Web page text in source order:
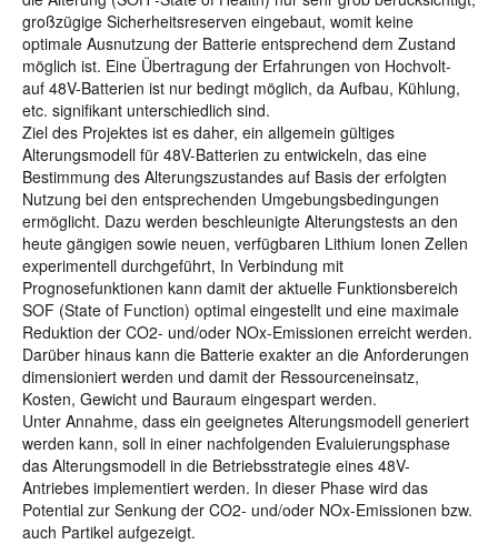
großzügige Sicherheitsreserven eingebaut, womit keine
optimale Ausnutzung der Batterie entsprechend dem Zustand
möglich ist. Eine Übertragung der Erfahrungen von Hochvolt-
auf 48V-Batterien ist nur bedingt möglich, da Aufbau, Kühlung,
etc. signifikant unterschiedlich sind.
Ziel des Projektes ist es daher, ein allgemein gültiges
Alterungsmodell für 48V-Batterien zu entwickeln, das eine
Bestimmung des Alterungszustandes auf Basis der erfolgten
Nutzung bei den entsprechenden Umgebungsbedingungen
ermöglicht. Dazu werden beschleunigte Alterungstests an den
heute gängigen sowie neuen, verfügbaren Lithium Ionen Zellen
experimentell durchgeführt, In Verbindung mit
Prognosefunktionen kann damit der aktuelle Funktionsbereich
SOF (State of Function) optimal eingestellt und eine maximale
Reduktion der CO2- und/oder NOx-Emissionen erreicht werden.
Darüber hinaus kann die Batterie exakter an die Anforderungen
dimensioniert werden und damit der Ressourceneinsatz,
Kosten, Gewicht und Bauraum eingespart werden.
Unter Annahme, dass ein geeignetes Alterungsmodell generiert
werden kann, soll in einer nachfolgenden Evaluierungsphase
das Alterungsmodell in die Betriebsstrategie eines 48V-
Antriebes implementiert werden. In dieser Phase wird das
Potential zur Senkung der CO2- und/oder NOx-Emissionen bzw.
auch Partikel aufgezeigt.